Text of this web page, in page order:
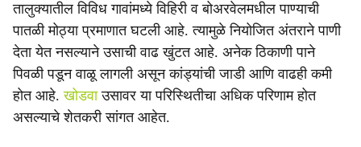
तालुक्यातील विविध गावांमध्ये विहिरी व बोअरवेलमधील पाण्याची
पातळी मोठ्या प्रमाणात घटली आहे. त्यामुळे नियोजित अंतराने पाणी
देता येत नसल्याने उसाची वाढ खुंटत आहे. अनेक ठिकाणी पाने
पिवळी पडून वाळू लागली असून कांड्यांची जाडी आणि वाढही कमी
होत आहे.खोडवाउसावर या परिस्थितीचा अधिक परिणाम होत
असल्याचे शेतकरी सांगत आहेत.